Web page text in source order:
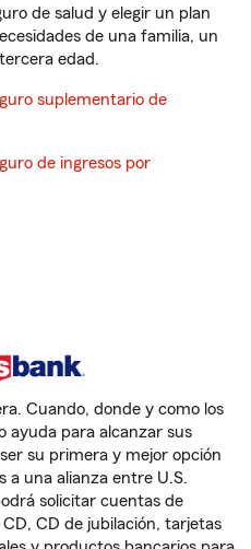
de salud y elegir un plan
de una familia, un
edad.
suplementario de
de ingresos por
Cuando, donde y como los
ayuda para alcanzar sus
su primera y mejor opción
a una alianza entre U.S.
solicitar cuentas de
CD de jubilación, tarjetas